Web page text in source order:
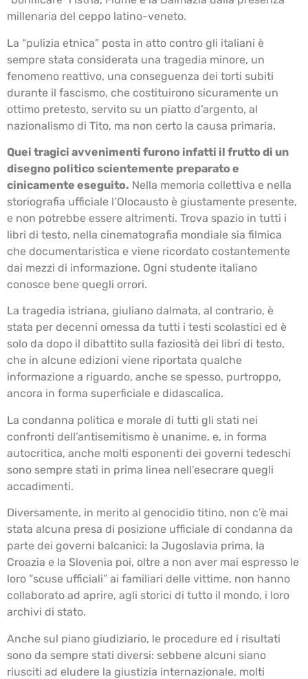
millenaria del ceppo latino-veneto.
La “pulizia etnica” posta in atto contro gli italiani è
sempre stata considerata una tragedia minore, un
fenomeno reattivo, una conseguenza dei torti subiti
durante il fascismo, che costituirono sicuramente un
ottimo pretesto, servito su un piatto d’argento, al
nazionalismo di Tito, ma non certo la causa primaria.
Quei tragici avvenimenti furono infatti il frutto di un
disegno politico scientemente preparato e
cinicamente eseguito. Nella memoria collettiva e nella
storiografia ufficiale l’Olocausto è giustamente presente,
e non potrebbe essere altrimenti. Trova spazio in tutti i
libri di testo, nella cinematografia mondiale sia filmica
che documentaristica e viene ricordato costantemente
dai mezzi di informazione. Ogni studente italiano
conosce bene quegli orrori.
La tragedia istriana, giuliano dalmata, al contrario, è
stata per decenni omessa da tutti i testi scolastici ed è
solo da dopo il dibattito sulla faziosità dei libri di testo,
che in alcune edizioni viene riportata qualche
informazione a riguardo, anche se spesso, purtroppo,
ancora in forma superficiale e didascalica.
La condanna politica e morale di tutti gli stati nei
confronti dell’antisemitismo è unanime, e, in forma
autocritica, anche molti esponenti dei governi tedeschi
sono sempre stati in prima linea nell’esecrare quegli
accadimenti.
Diversamente, in merito al genocidio titino, non c’è mai
stata alcuna presa di posizione ufficiale di condanna da
parte dei governi balcanici: la Jugoslavia prima, la
Croazia e la Slovenia poi, oltre a non aver mai espresso le
loro “scuse ufficiali” ai familiari delle vittime, non hanno
collaborato ad aprire, agli storici di tutto il mondo, i loro
archivi di stato.
Anche sul piano giudiziario, le procedure ed i risultati
sono da sempre stati diversi: sebbene alcuni siano
riusciti ad eludere la giustizia internazionale, molti